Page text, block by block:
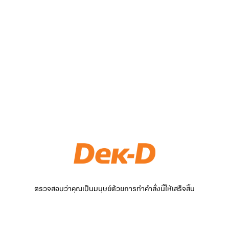
ตรวจสอบว่าคุณเป็นมนุษย์ด้วยการทำคำสั่งนี้ให้เสร็จสิ้น